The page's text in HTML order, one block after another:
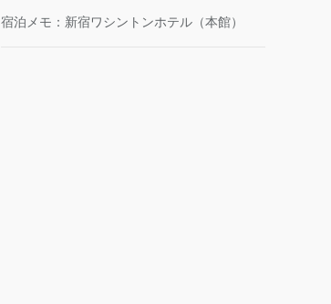
宿泊メモ：新宿ワシントンホテル（本館）